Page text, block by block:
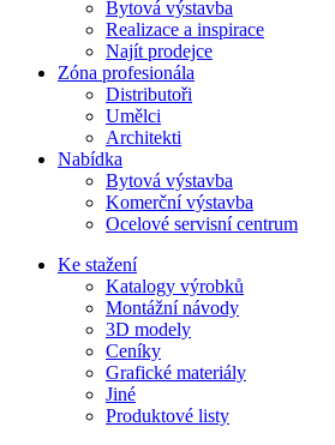
Bytová výstavba
Realizace a inspirace
Najít prodejce
Zóna profesionála
Distributoři
Umělci
Architekti
Nabídka
Bytová výstavba
Komerční výstavba
Ocelové servisní centrum
Ke stažení
Katalogy výrobků
Montážní návody
3D modely
Ceníky
Grafické materiály
Jiné
Produktové listy